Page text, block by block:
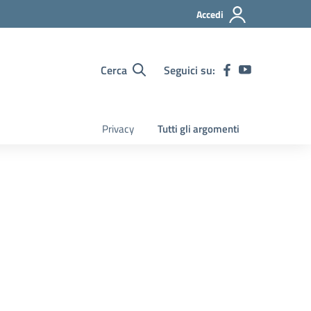
Accedi
Cerca Seguici su:
Privacy Tutti gli argomenti